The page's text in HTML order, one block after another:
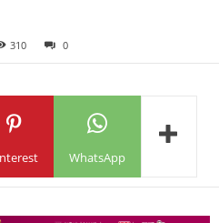
310 0
WhatsApp